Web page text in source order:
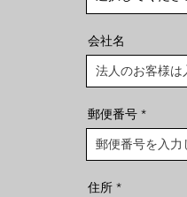
会社名
郵便番号
住所